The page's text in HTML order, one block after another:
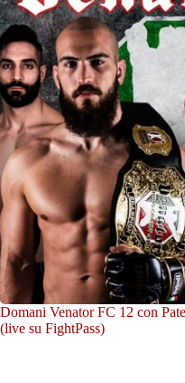
Domani Venator FC 12 con
(live su FightPass)